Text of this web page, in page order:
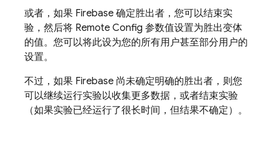
或者，如果 Firebase 确定胜出者，您可以结束实
验，然后将 Remote Config 参数值设置为胜出变体
的值。您可以将此设为您的所有用户甚至部分用户的
设置。
不过，如果 Firebase 尚未确定明确的胜出者，则您
可以继续运行实验以收集更多数据，或者结束实验
（如果实验已经运行了很长时间，但结果不确定）。